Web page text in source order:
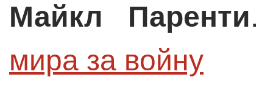
Майкл Паренти
мира за войну